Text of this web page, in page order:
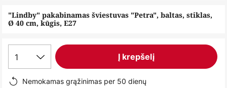
the
images
gallery
"Lindby" pakabinamas šviestuvas "Petra", baltas, stiklas,
Ø 40 cm, kūgis, E27
1 Į krepšelį
Nemokamas grąžinimas per 50 dienų